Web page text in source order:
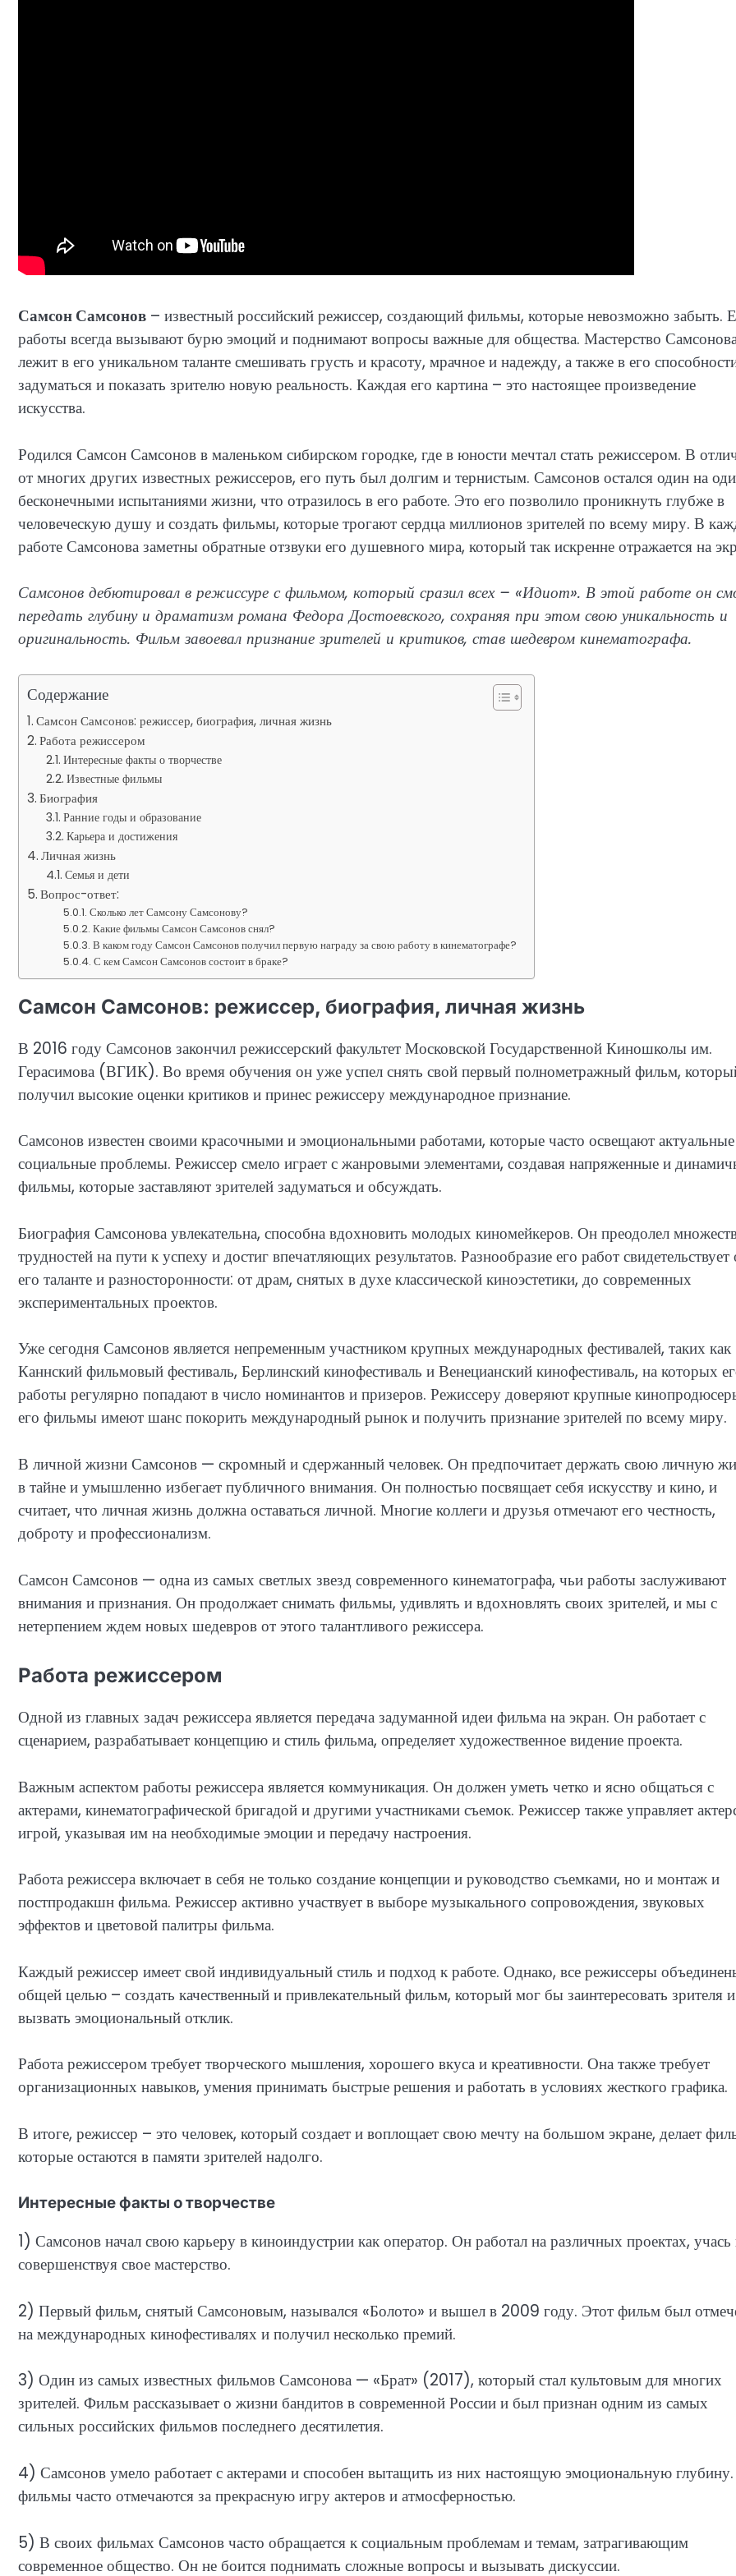
Самсон Самсонов – известный российский режиссер, создающий фильмы, которые невозможно забыть.
работы всегда вызывают бурю эмоций и поднимают вопросы важные для общества. Мастерство
лежит в его уникальном таланте смешивать грусть и красоту, мрачное и надежду, а также в его
задуматься и показать зрителю новую реальность. Каждая его картина – это настоящее произведение
искусства.
Родился Самсон Самсонов в маленьком сибирском городке, где в юности мечтал стать режиссером. В
от многих других известных режиссеров, его путь был долгим и тернистым. Самсонов остался один на
бесконечными испытаниями жизни, что отразилось в его работе. Это его позволило проникнуть глубже в
человеческую душу и создать фильмы, которые трогают сердца миллионов зрителей по всему миру. В
работе Самсонова заметны обратные отзвуки его душевного мира, который так искренне отражается на
Самсонов дебютировал в режиссуре с фильмом, который сразил всех – «Идиот». В этой работе он
передать глубину и драматизм романа Федора Достоевского, сохраняя при этом свою уникальность и
оригинальность. Фильм завоевал признание зрителей и критиков, став шедевром кинематографа.
Содержание
Самсон Самсонов: режиссер, биография, личная жизнь
Работа режиссером
Интересные факты о творчестве
Известные фильмы
Биография
Ранние годы и образование
Карьера и достижения
Личная жизнь
Семья и дети
Вопрос-ответ:
Сколько лет Самсону Самсонову?
Какие фильмы Самсон Самсонов снял?
В каком году Самсон Самсонов получил первую награду за свою работу в кинематографе?
С кем Самсон Самсонов состоит в браке?
Самсон Самсонов: режиссер, биография, личная жизнь
В 2016 году Самсонов закончил режиссерский факультет Московской Государственной Киношколы им.
Герасимова (ВГИК). Во время обучения он уже успел снять свой первый полнометражный фильм,
получил высокие оценки критиков и принес режиссеру международное признание.
Самсонов известен своими красочными и эмоциональными работами, которые часто освещают актуальные
социальные проблемы. Режиссер смело играет с жанровыми элементами, создавая напряженные и
фильмы, которые заставляют зрителей задуматься и обсуждать.
Биография Самсонова увлекательна, способна вдохновить молодых киномейкеров. Он преодолел
трудностей на пути к успеху и достиг впечатляющих результатов. Разнообразие его работ свидетельствует
его таланте и разносторонности: от драм, снятых в духе классической киноэстетики, до современных
экспериментальных проектов.
Уже сегодня Самсонов является непременным участником крупных международных фестивалей, таких как
Каннский фильмовый фестиваль, Берлинский кинофестиваль и Венецианский кинофестиваль, на которых
работы регулярно попадают в число номинантов и призеров. Режиссеру доверяют крупные
его фильмы имеют шанс покорить международный рынок и получить признание зрителей по всему миру.
В личной жизни Самсонов — скромный и сдержанный человек. Он предпочитает держать свою личную
в тайне и умышленно избегает публичного внимания. Он полностью посвящает себя искусству и кино, и
считает, что личная жизнь должна оставаться личной. Многие коллеги и друзья отмечают его честность,
доброту и профессионализм.
Самсон Самсонов — одна из самых светлых звезд современного кинематографа, чьи работы заслуживают
внимания и признания. Он продолжает снимать фильмы, удивлять и вдохновлять своих зрителей, и мы с
нетерпением ждем новых шедевров от этого талантливого режиссера.
Работа режиссером
Одной из главных задач режиссера является передача задуманной идеи фильма на экран. Он работает с
сценарием, разрабатывает концепцию и стиль фильма, определяет художественное видение проекта.
Важным аспектом работы режиссера является коммуникация. Он должен уметь четко и ясно общаться с
актерами, кинематографической бригадой и другими участниками съемок. Режиссер также управляет
игрой, указывая им на необходимые эмоции и передачу настроения.
Работа режиссера включает в себя не только создание концепции и руководство съемками, но и монтаж и
постпродакшн фильма. Режиссер активно участвует в выборе музыкального сопровождения, звуковых
эффектов и цветовой палитры фильма.
Каждый режиссер имеет свой индивидуальный стиль и подход к работе. Однако, все режиссеры
общей целью – создать качественный и привлекательный фильм, который мог бы заинтересовать зрителя и
вызвать эмоциональный отклик.
Работа режиссером требует творческого мышления, хорошего вкуса и креативности. Она также требует
организационных навыков, умения принимать быстрые решения и работать в условиях жесткого графика.
В итоге, режиссер – это человек, который создает и воплощает свою мечту на большом экране, делает
которые остаются в памяти зрителей надолго.
Интересные факты о творчестве
1) Самсонов начал свою карьеру в киноиндустрии как оператор. Он работал на различных проектах, учась
совершенствуя свое мастерство.
2) Первый фильм, снятый Самсоновым, назывался «Болото» и вышел в 2009 году. Этот фильм был
на международных кинофестивалях и получил несколько премий.
3) Один из самых известных фильмов Самсонова — «Брат» (2017), который стал культовым для многих
зрителей. Фильм рассказывает о жизни бандитов в современной России и был признан одним из самых
сильных российских фильмов последнего десятилетия.
4) Самсонов умело работает с актерами и способен вытащить из них настоящую эмоциональную
фильмы часто отмечаются за прекрасную игру актеров и атмосферностью.
5) В своих фильмах Самсонов часто обращается к социальным проблемам и темам, затрагивающим
современное общество. Он не боится поднимать сложные вопросы и вызывать дискуссии.